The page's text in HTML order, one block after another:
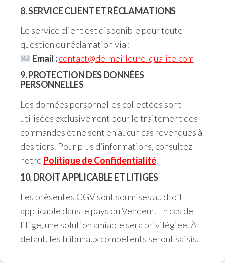
8. SERVICE CLIENT ET RÉCLAMATIONS
Le service client est disponible pour toute
question ou réclamation via :
Email : contact@de-meilleure-qualite.com
9. PROTECTION DES DONNÉES
PERSONNELLES
Les données personnelles collectées sont
utilisées exclusivement pour le traitement des
commandes et ne sont en aucun cas revendues à
des tiers. Pour plus d’informations, consultez
notre Politique de Confidentialité.
10. DROIT APPLICABLE ET LITIGES
Les présentes CGV sont soumises au droit
applicable dans le pays du Vendeur. En cas de
litige, une solution amiable sera privilégiée. À
défaut, les tribunaux compétents seront saisis.